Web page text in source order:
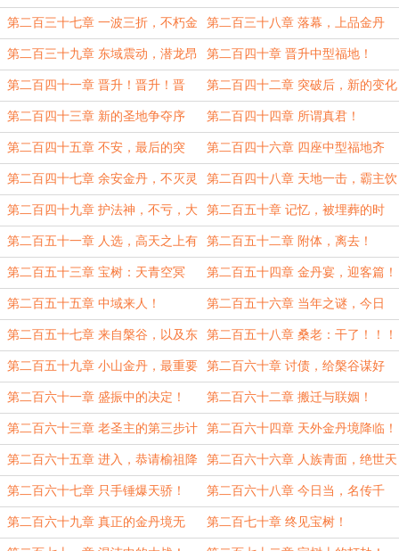
相！
第二百三十七章 一波三折，不朽金
性！
第二百三十八章 落幕，上品金丹
【补】
第二百三十九章 东域震动，潜龙昂
首！
第二百四十章 晋升中型福地！
第二百四十一章 晋升！晋升！晋
升！
第二百四十二章 突破后，新的变化
第二百四十三章 新的圣地争夺序
幕！
第二百四十四章 所谓真君！
第二百四十五章 不安，最后的突
破！
第二百四十六章 四座中型福地齐
聚！
第二百四十七章 余安金丹，不灭灵
光！
第二百四十八章 天地一击，霸主饮
恨！
第二百四十九章 护法神，不亏，大
赚！
第二百五十章 记忆，被埋葬的时
代！
第二百五十一章 人选，高天之上有
什么？
第二百五十二章 附体，离去！
第二百五十三章 宝树：天青空冥 第二百五十四章 金丹宴，迎客篇！
第二百五十五章 中域来人！ 第二百五十六章 当年之谜，今日
结！
第二百五十七章 来自槃谷，以及东
域的震慑！
第二百五十八章 桑老：干了！！！
第二百五十九章 小山金丹，最重要
的十年！
第二百六十章 讨债，给槃谷谋好
处？
第二百六十一章 盛振中的决定！ 第二百六十二章 搬迁与联姻！
第二百六十三章 老圣主的第三步计
划！
第二百六十四章 天外金丹境降临！
第二百六十五章 进入，恭请榆祖降
临！
第二百六十六章 人族青面，绝世天
骄！
第二百六十七章 只手锤爆天骄！ 第二百六十八章 今日当，名传千
古！
第二百六十九章 真正的金丹境无 第二百七十章 终见宝树！